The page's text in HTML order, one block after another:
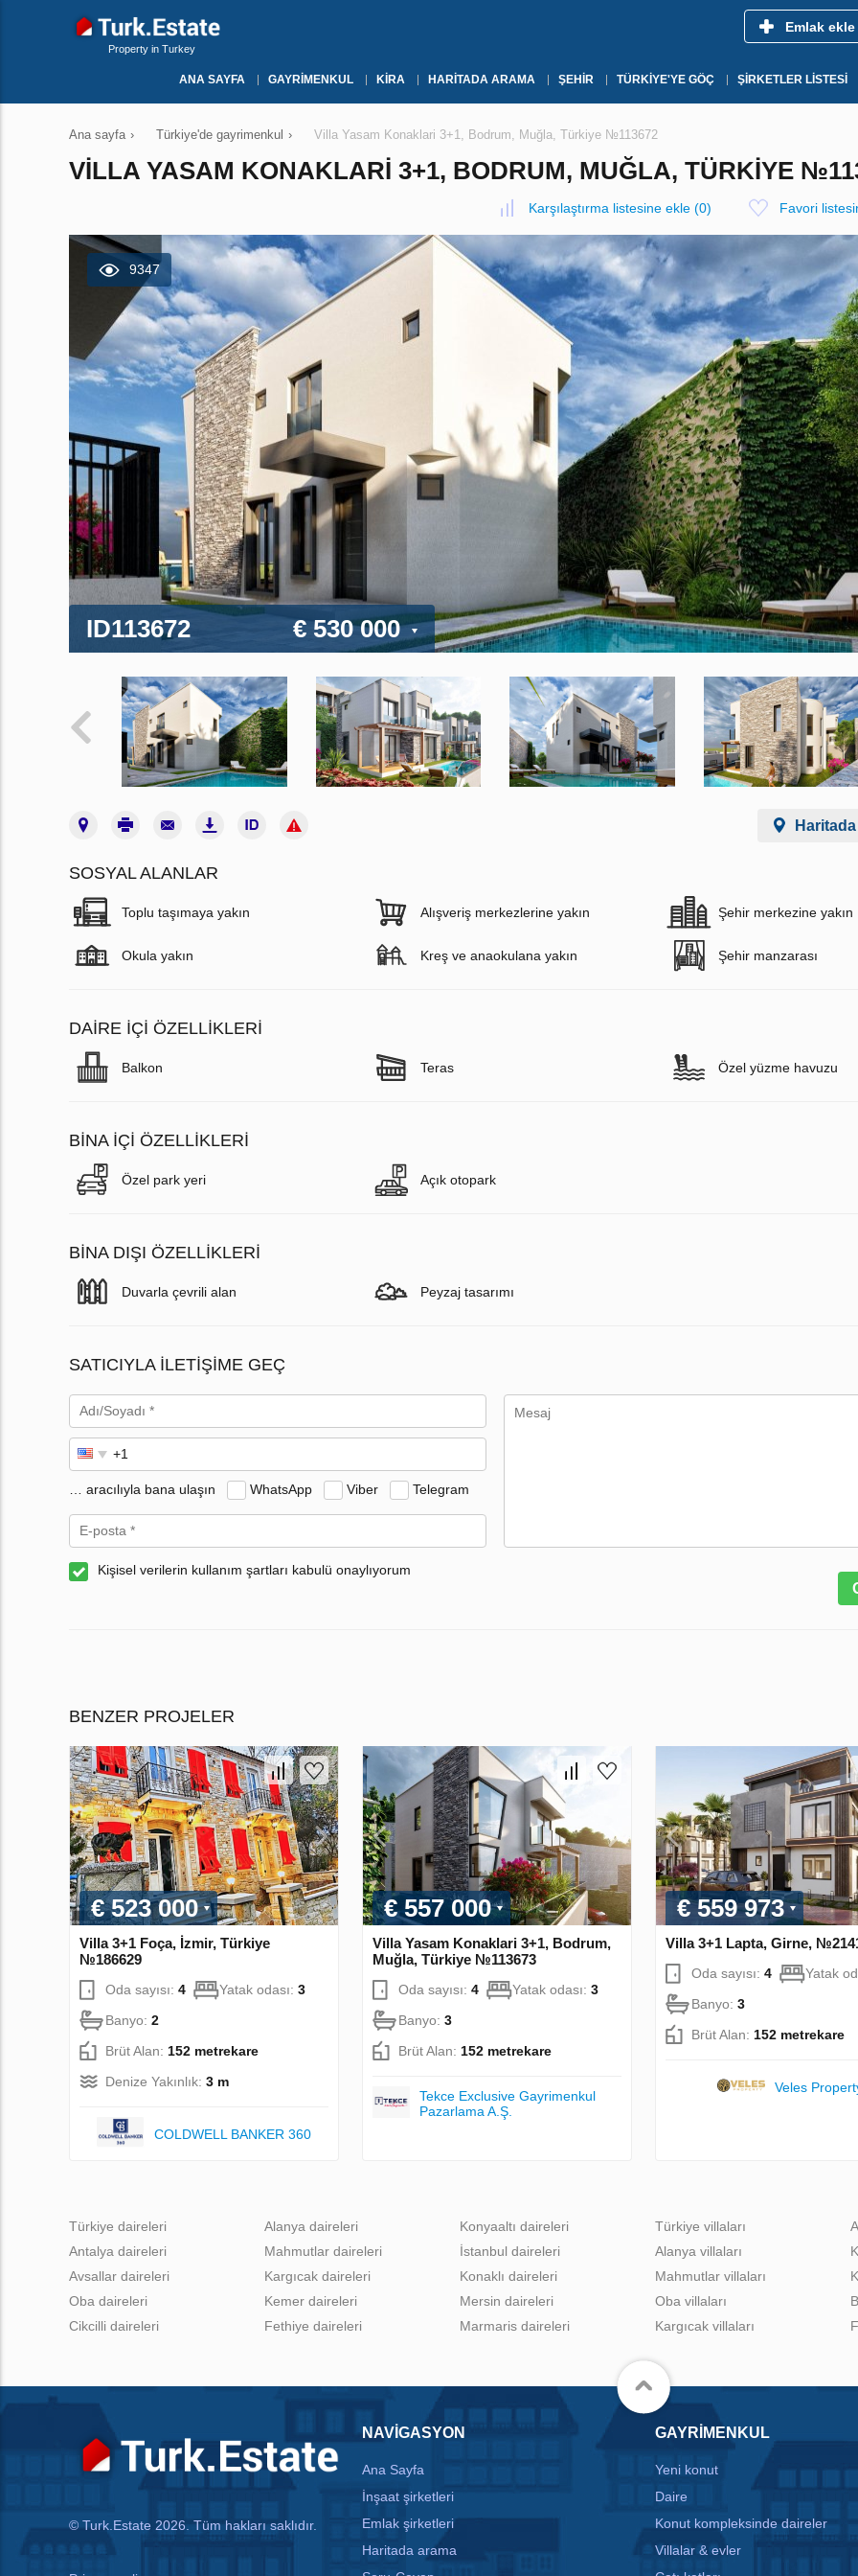
Property in Turkey
Emlak ekle
ANA SAYFA GAYRIMENKUL KIRA HARITADA ARAMA ŞEHIR TÜRKIYE'YE GÖÇ ŞIRKETLER LISTESI
Ana sayfa › Türkiye'de gayrimenkul › Villa Yasam Konaklari 3+1, Bodrum, Muğla, Türkiye №113672
VILLA YASAM KONAKLARI 3+1, BODRUM, MUĞLA, TÜRKIYE
Karşılaştırma listesine ekle (0) Favori
9347
ID113672 € 530 000
SOSYAL ALANLAR
Toplu taşımaya yakın Alışveriş merkezlerine yakın Şehir merkezine yakın
Okula yakın Kreş ve anaokulana yakın Şehir manzarası
DAIRE IÇI ÖZELLIKLERI
Balkon Teras Özel yüzme havuzu
BINA İÇI ÖZELLIKLERI
Özel park yeri Açık otopark
BINA DIŞI ÖZELLIKLERI
Duvarla çevrili alan Peyzaj tasarımı
SATICIYLA ILETIŞIME GEÇ
… aracılıyla bana ulaşın WhatsApp Viber Telegram
Kişisel verilerin kullanım şartları kabulü onaylıyorum
BENZER PROJELER
€ 523 000
Villa 3+1 Foça, İzmir, Türkiye
№186629
Oda sayısı: 4 Yatak odası: 3
Banyo: 2
Brüt Alan: 152 metrekare
Denize Yakınlık: 3 m
COLDWELL BANKER 360
€ 557 000
Villa Yasam Konaklari 3+1, Bodrum,
Muğla, Türkiye №113673
Oda sayısı: 4 Yatak odası: 3
Banyo: 3
Brüt Alan: 152 metrekare
Tekce Exclusive Gayrimenkul
Pazarlama A.Ş.
€ 559 973
Villa 3+1 Lapta, Girne,
Oda sayısı: 4 Yatak
Banyo: 3
Brüt Alan: 152 metrekare
Veles
Türkiye daireleri
Antalya daireleri
Avsallar daireleri
Oba daireleri
Cikcilli daireleri
Alanya daireleri
Mahmutlar daireleri
Kargıcak daireleri
Kemer daireleri
Fethiye daireleri
Konyaaltı daireleri
İstanbul daireleri
Konaklı daireleri
Mersin daireleri
Marmaris daireleri
Türkiye villaları
Alanya villaları
Mahmutlar villaları
Oba villaları
Kargıcak villaları
© Turk.Estate 2026. Tüm hakları saklıdır.
NAVIGASYON
Ana Sayfa
İnşaat şirketleri
Emlak şirketleri
Haritada arama
GAYRIMENKUL
Yeni konut
Daire
Konut kompleksinde daireler
Villalar & evler